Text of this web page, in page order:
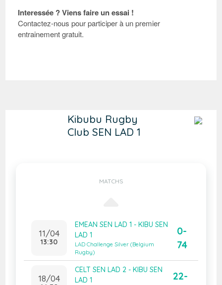
Interessée ? Viens faire un essai !
Contactez-nous pour participer à un premier
entrainement gratuit.